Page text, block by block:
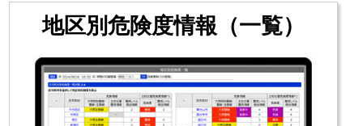
００分から正式運用開始です。大雨による土砂災害による
被害の防止軽減にお役立てください。
東京都の土砂災害警戒避難基準雨量は令和５年６月８日に
改訂したものです。 ▶詳細
地区別危険度情報（一覧）